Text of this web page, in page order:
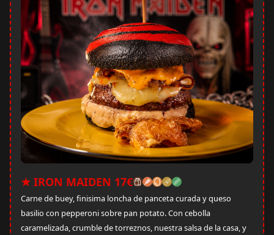
★ IRON MAIDEN 17€
Carne de buey, finisima loncha de panceta curada y queso
basilio con pepperoni sobre pan potato. Con cebolla
caramelizada, crumble de torreznos, nuestra salsa de la casa, y